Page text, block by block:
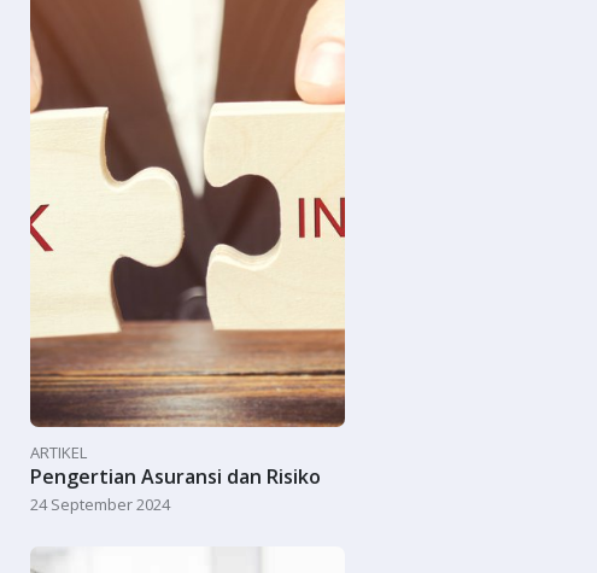
ARTIKEL
Pengertian Asuransi dan Risiko
24 September 2024